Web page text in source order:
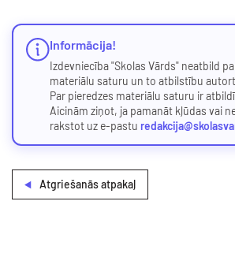
Informācija!
Izdevniecība "Skolas Vārds" neatbild
materiālu saturu un to atbilstību
Par pieredzes materiālu saturu ir
Aicinām ziņot, ja pamanāt kļūdas vai
rakstot uz e-pastu
Atgriešanās atpakaļ